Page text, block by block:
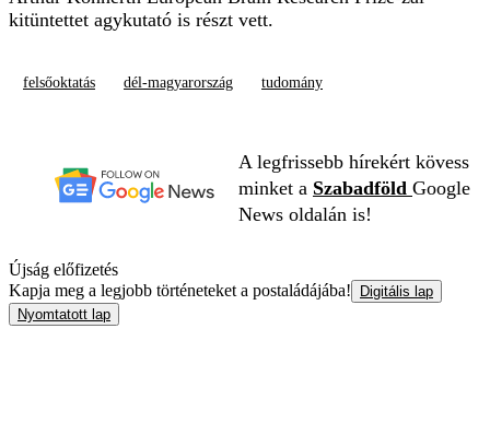
kitüntettet agykutató is részt vett.
felsőoktatás dél-magyarország tudomány
A legfrissebb hírekért kövess
minket a Szabadföld Google
News oldalán is!
Újság előfizetés
Kapja meg a legjobb történeteket a postaládájába!
Digitális lap
Nyomtatott lap